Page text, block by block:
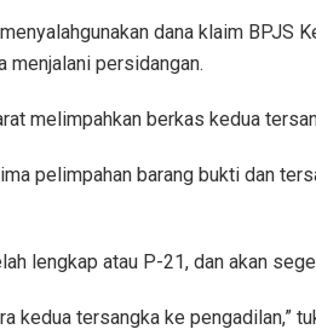
dana klaim BPJS
menjalani persidangan.
melimpahkan berkas kedua
pelimpahan barang bukti dan
lengkap atau P-21, dan akan
kedua tersangka ke pengadilan,”